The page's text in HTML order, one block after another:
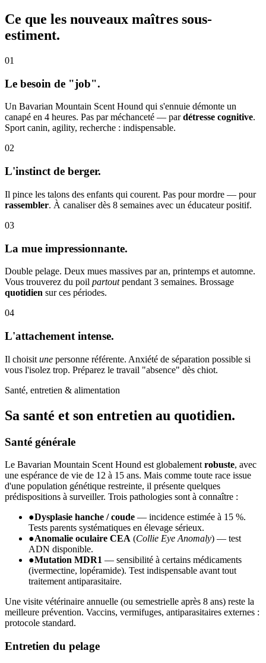
Ce que les nouveaux maîtres sous-
estiment.
01
Le besoin de "job".
Un Bavarian Mountain Scent Hound qui s'ennuie démonte un
canapé en 4 heures. Pas par méchanceté — pardétresse cognitive.
Sport canin, agility, recherche : indispensable.
02
L'instinct de berger.
Il pince les talons des enfants qui courent. Pas pour mordre — pour
rassembler. À canaliser dès 8 semaines avec un éducateur positif.
03
La mue impressionnante.
Double pelage. Deux mues massives par an, printemps et automne.
Vous trouverez du poil partoutpendant 3 semaines. Brossage
quotidien sur ces périodes.
04
L'attachement intense.
Il choisit une personne référente. Anxiété de séparation possible si
vous l'isolez trop. Préparez le travail "absence" dès chiot.
Santé, entretien & alimentation
Sa santé et son entretien au quotidien.
Santé générale
Le Bavarian Mountain Scent Hound est globalement robuste, avec
une espérance de vie de 12 à 15 ans. Mais comme toute race issue
d'une population génétique restreinte, il présente quelques
prédispositions à surveiller. Trois pathologies sont à connaître :
●Dysplasie hanche / coude — incidence estimée à 15 %.
Tests parents systématiques en élevage sérieux.
●Anomalie oculaire CEA (Collie Eye Anomaly) — test
ADN disponible.
●Mutation MDR1 — sensibilité à certains médicaments
(ivermectine, lopéramide). Test indispensable avant tout
traitement antiparasitaire.
Une visite vétérinaire annuelle (ou semestrielle après 8 ans) reste la
meilleure prévention. Vaccins, vermifuges, antiparasitaires externes :
protocole standard.
Entretien du pelage